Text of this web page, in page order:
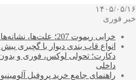
۱۴۰۵/۰۵/۱۶
خبر فوری
خرابی ریموت 207؛ علت‌ها، نشانه‌ها و روش‌های تعمیر
انواع قاب بندی دیوار با گچبری
دکارت؛ تحولی لوکس، فوری و
داخلی
راهنمای جامع خرید پروفیل